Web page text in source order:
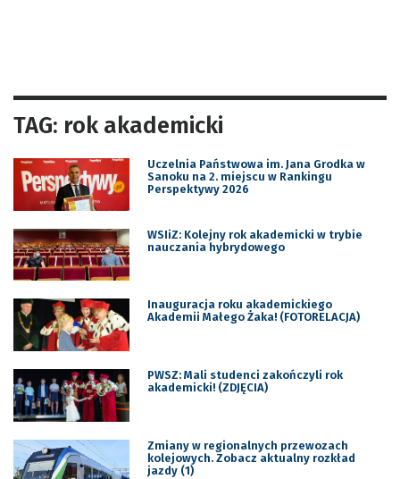
TAG: rok akademicki
Uczelnia Państwowa im. Jana Grodka w
Sanoku na 2. miejscu w Rankingu
Perspektywy 2026
WSIiZ: Kolejny rok akademicki w trybie
nauczania hybrydowego
Inauguracja roku akademickiego
Akademii Małego Żaka! (FOTORELACJA)
PWSZ: Mali studenci zakończyli rok
akademicki! (ZDJĘCIA)
Zmiany w regionalnych przewozach
kolejowych. Zobacz aktualny rozkład
jazdy (1)